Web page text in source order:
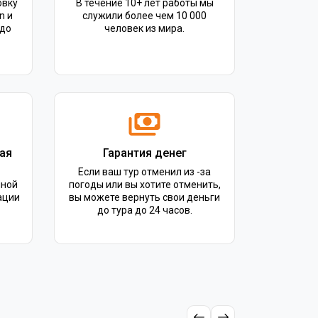
и
В течение 10+ лет работы мы
служили более чем 10 000
человек из мира.
Гарантия денег
Если ваш тур отменил из -за
погоды или вы хотите отменить,
вы можете вернуть свои деньги
до тура до 24 часов.